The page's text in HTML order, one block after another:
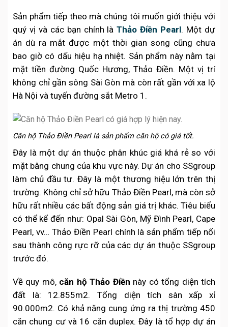
Sản phẩm tiếp theo mà chúng tôi muốn giới thiệu với
quý vị và các bạn chính làThảo Điền Pearl. Một dự
án dù ra mắt được một thời gian song cũng chưa
bao giờ có dấu hiệu hạ nhiệt. Sản phẩm này nằm tại
mặt tiền đường Quốc Hương, Thảo Điền. Một vị trí
không chỉ gần sông Sài Gòn mà còn rất gần với xa lộ
Hà Nội và tuyến đường sắt Metro 1.
Căn hộ Thảo Điền Pearl là sản phẩm căn hộ có giá tốt.
Đây là một dự án thuộc phân khúc giá khá rẻ so với
mặt bằng chung của khu vực này. Dự án cho SSgroup
làm chủ đầu tư. Đây là một thương hiệu lớn trên thị
trường. Không chỉ sở hữu Thảo Điền Pearl, mà còn sở
hữu rất nhiều các bất động sản giá trị khác. Tiêu biểu
có thể kể đến như: Opal Sài Gòn, Mỹ Đình Pearl, Cape
Pearl, vv… Thảo Điền Pearl chính là sản phẩm tiếp nối
sau thành công rực rỡ của các dự án thuộc SSgroup
trước đó.
Về quy mô, căn hộ Thảo Điền này có tổng diện tích
đất là: 12.855m2. Tổng diện tích sàn xấp xỉ
90.000m2. Có khả năng cung ứng ra thị trường 450
căn chung cư và 16 căn duplex. Đây là tổ hợp dự án